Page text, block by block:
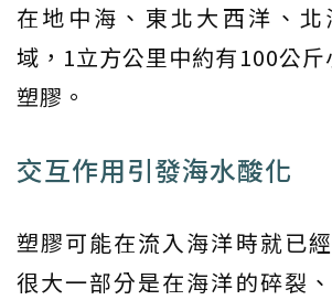
在地中海、東北大西洋、北
域，1立方公里中約有100公
塑膠。
交互作用引發海水酸化
塑膠可能在流入海洋時就已
很大一部分是在海洋的碎裂